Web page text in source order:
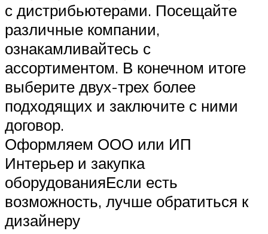
с дистрибьютерами. Посещайте
различные компании,
ознакамливайтесь с
ассортиментом. В конечном итоге
выберите двух-трех более
подходящих и заключите с ними
договор.
Оформляем ООО или ИП
Интерьер и закупка
оборудованияЕсли есть
возможность, лучше обратиться к
дизайнеру